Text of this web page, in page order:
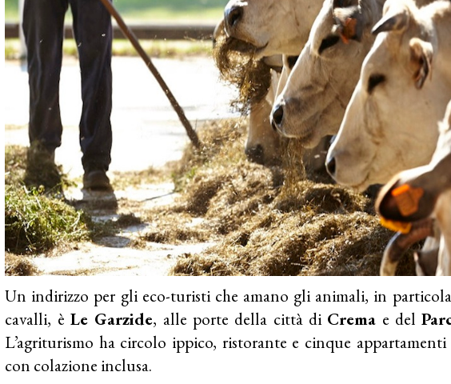
Un indirizzo per gli eco-turisti che amano gli animali, in
cavalli, è Le Garzide, alle porte della città di Crema e del
L’agriturismo ha circolo ippico, ristorante e cinque
con colazione inclusa.